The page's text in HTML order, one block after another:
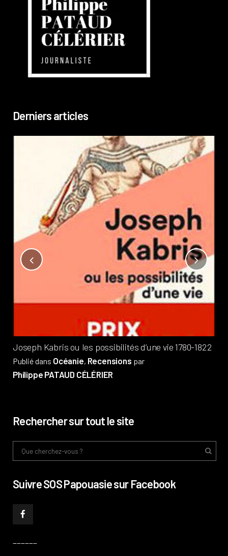
Derniers articles
Joseph Kabris ou les possibilités d’une vie 1780-1822
Publié dans Océanie, Recensions par
Philippe PATAUD CÉLÉRIER
Rechercher sur tout le site
Suivre SOS Papouasie sur Facebook